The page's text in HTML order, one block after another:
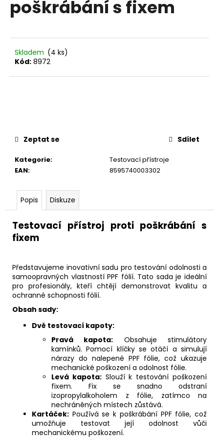
poškrábání s fixem
Skladem (4 ks)
Kód: 8972
Kategorie:
Testovací přístroje
EAN: 8595740003302
Zeptat se Sdílet
Popis Diskuze
Testovací přístroj proti poškrábání s
fixem
Představujeme inovativní sadu pro testování odolnosti a
samoopravných vlastností PPF fólií. Tato sada je ideální
pro profesionály, kteří chtějí demonstrovat kvalitu a
ochranné schopnosti fólií.
Obsah sady:
Dvě testovací kapoty:
Pravá kapota: Obsahuje stimulátory
kamínků. Pomocí klíčky se otáčí a simulují
nárazy do nalepené PPF fólie, což ukazuje
mechanické poškození a odolnost fólie.
Levá kapota:Slouží k testování poškození
fixem. Fix se snadno odstraní
izopropylalkoholem z fólie, zatímco na
nechráněných místech zůstává.
Kartáček: Používá se k poškrábání PPF fólie, což
umožňuje testovat její odolnost vůči
mechanickému poškození.
a
í
?
D
o
u
č
u
m
e